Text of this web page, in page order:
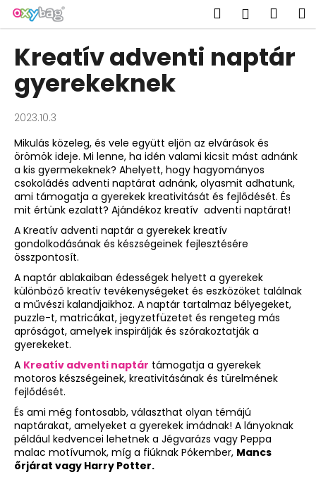
Ugrás
fő
tartalomhoz
Keresés
Kreatív adventi naptár
gyerekeknek
2023.10.3
Mikulás közeleg, és vele együtt eljön az elvárások és
örömök ideje. Mi lenne, ha idén valami kicsit mást adnánk
a kis gyermekeknek? Ahelyett, hogy hagyományos
csokoládés adventi naptárat adnánk, olyasmit adhatunk,
ami támogatja a gyerekek kreativitását és fejlődését. És
mit értünk ezalatt? Ajándékoz kreatív adventi naptárat!
A Kreatív adventi naptár a gyerekek kreatív
gondolkodásának és készségeinek fejlesztésére
összpontosít.
A naptár ablakaiban édességek helyett a gyerekek
különböző kreatív tevékenységeket és eszközöket találnak
a művészi kalandjaikhoz. A naptár tartalmaz bélyegeket,
puzzle-t, matricákat, jegyzetfüzetet és rengeteg más
apróságot, amelyek inspirálják és szórakoztatják a
gyerekeket.
A Kreatív adventi naptár támogatja a gyerekek
motoros készségeinek, kreativitásának és türelmének
fejlődését.
És ami még fontosabb, választhat olyan témájú
naptárakat, amelyeket a gyerekek imádnak! A lányoknak
például kedvencei lehetnek a Jégvarázs vagy Peppa
malac motívumok, míg a fiúknak Pókember, Mancs
őrjárat vagy Harry Potter.
o
M
i
t
e
r
e
s
?
KERESÉS
A
j
á
n
l
j
u
k